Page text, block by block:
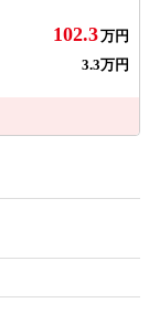
102.3万円
3.3万円